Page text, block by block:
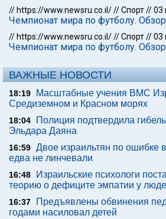
// https://www.newsru.co.il///Спорт//03
Чемпионат мира по футболу.
// https://www.newsru.co.il///Спорт//03
Чемпионат мира по футболу.
ВАЖНЫЕ НОВОСТИ
18:19
Масштабные учения ВМС
Средиземном и Красном морях
18:04
Полиция подтвердила
Эльдара Даяна
16:59 Двое израильтян по ошибке
едва не линчевали
16:48
Израильские психологи
теорию о дефиците эмпатии у
16:37
Предъявлены обвинения
годами насиловал детей